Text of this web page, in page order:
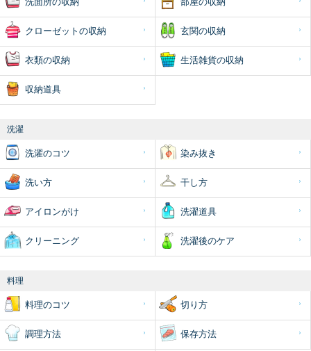
クローゼットの収納 玄関の収納
衣類の収納 生活雑貨の収納
収納道具
洗濯
洗濯のコツ 染み抜き
洗い方 干し方
アイロンがけ 洗濯道具
クリーニング 洗濯後のケア
料理
料理のコツ 切り方
調理方法 保存方法